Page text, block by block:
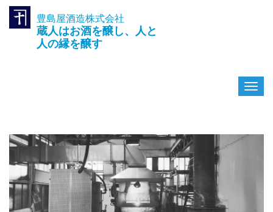
豊島屋酒造株式会社
蔵人はお酒を醸し、人と
人の縁を醸す
ナ